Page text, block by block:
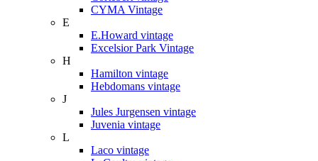
CYMA Vintage
E
E.Howard vintage
Excelsior Park Vintage
H
Hamilton vintage
Hebdomans vintage
J
Jules Jurgensen vintage
Juvenia vintage
L
Laco vintage